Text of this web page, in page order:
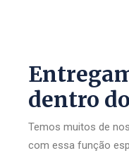
dentro
Temos muitos de
com essa função